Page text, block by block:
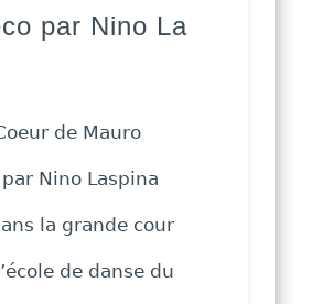
par Nino La
de Mauro
Nino Laspina
la grande cour
de danse du